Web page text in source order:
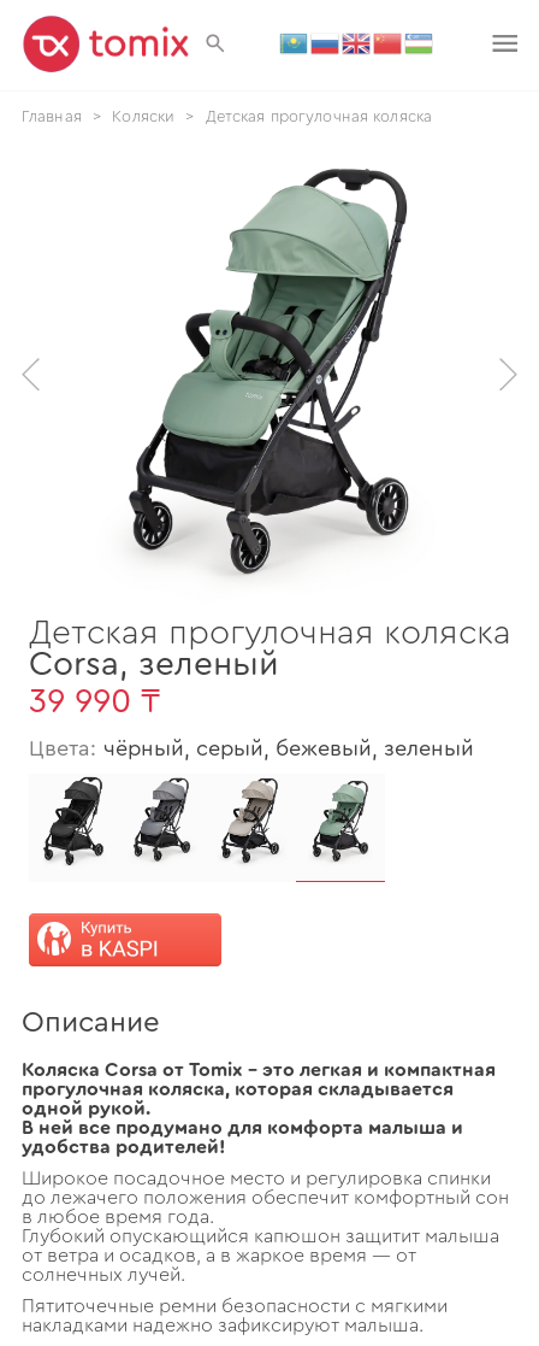
Главная > Коляски > Детская прогулочная коляска
Детская прогулочная коляска
Corsa, зеленый
39 990 ₸
Цвета: чёрный, серый, бежевый, зеленый
Описание
Коляска Corsa от Tomix – это легкая и компактная
прогулочная коляска, которая складывается
одной рукой.
В ней все продумано для комфорта малыша и
удобства родителей!
Широкое посадочное место и регулировка спинки
до лежачего положения обеспечит комфортный сон
в любое время года.
Глубокий опускающийся капюшон защитит малыша
от ветра и осадков, а в жаркое время — от
солнечных лучей.
Пятиточечные ремни безопасности с мягкими
накладками надежно зафиксируют малыша.